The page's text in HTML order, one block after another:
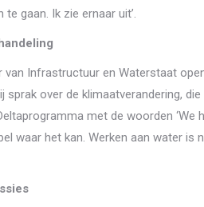
te gaan. Ik zie ernaar uit’.
van Infrastructuur en Waterstaat
sprak over de klimaatverandering,
met de woorden
waar het kan. Werken aan water